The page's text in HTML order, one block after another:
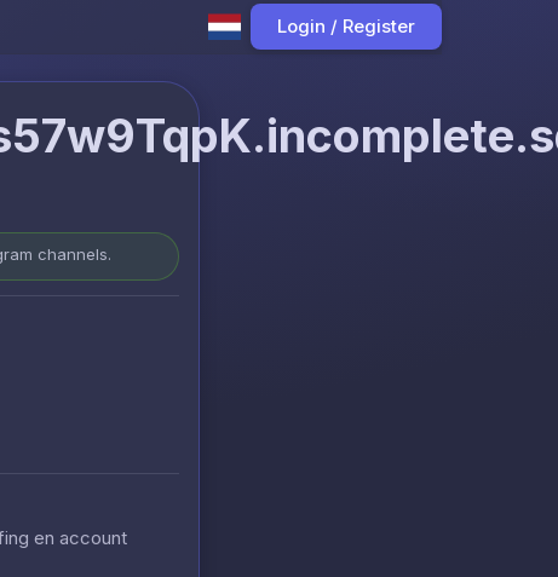
Login / Register
channels.
en account